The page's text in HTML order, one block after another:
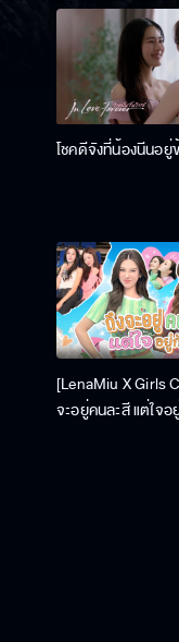
โชคดีจังที่น้องนีนอยู่
[LenaMiu X Girls
จะอยู่คนละสี แต่ใจอ